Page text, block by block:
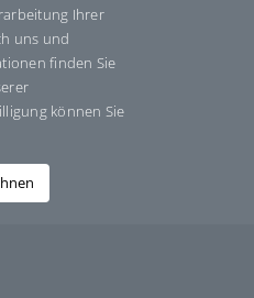
E-
Mail
Design-Jutta-Sucker
Ihrer
uns und
finden Sie
können Sie